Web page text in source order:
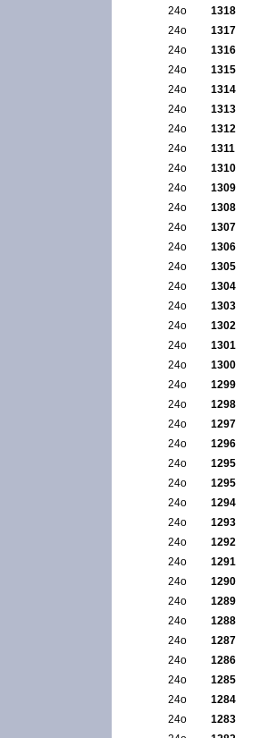
24ο
1318
24ο
1317
24ο
1316
24ο
1315
24ο
1314
24ο
1313
24ο
1312
24ο
1311
24ο
1310
24ο
1309
24ο
1308
24ο
1307
24ο
1306
24ο
1305
24ο
1304
24ο
1303
24ο
1302
24ο
1301
24ο
1300
24ο
1299
24ο
1298
24ο
1297
24ο
1296
24ο
1295
24ο
1295
24ο
1294
24ο
1293
24ο
1292
24ο
1291
24ο
1290
24ο
1289
24ο
1288
24ο
1287
24ο
1286
24ο
1285
24ο
1284
24ο
1283